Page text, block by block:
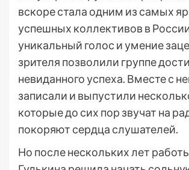
вскоре стала одним из самых
успешных коллективов в
уникальный голос и умение
зрителя позволили группе
невиданного успеха. Вместе с
записали и выпустили
которые до сих пор звучат на
покоряют сердца слушателей.
Но после нескольких лет